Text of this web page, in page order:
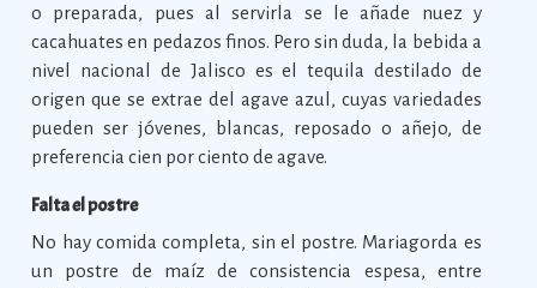
o preparada, pues al servirla se le añade nuez y
cacahuates en pedazos finos. Pero sin duda, la bebida a
nivel nacional de Jalisco es el tequila destilado de
origen que se extrae del agave azul, cuyas variedades
pueden ser jóvenes, blancas, reposado o añejo, de
preferencia cien por ciento de agave.
Falta el postre
No hay comida completa, sin el postre. Mariagorda es
un postre de maíz de consistencia espesa, entre